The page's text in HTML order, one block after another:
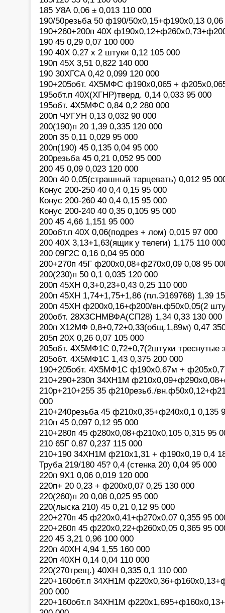
185 У8А 0,06 ± 0,013 110 000
190/50резьба 50 ф190/50х0,15+ф190х0,13 0,06
190+260+200п 40Х
190 45 0,29 0,07 100 000
190 40Х 0,27 х 2 штуки 0,12 105 000
190п 45Х 3,51 0,822 140 000
190 30ХГСА 0,42 0,099 120 000
190+205обт. 4Х5МФС ф190х0,065 +
195обт.п 40Х(ХГНР)тверд. 0,14 0,033 95 000
195обт. 4Х5МФС 0,84 0,2 280 000
200п ЧУГУН 0,13 0,032 90 000
200(190)п 20 1,39 0,335 120 000
200п 35 0,11 0,029 95 000
200п(190) 45 0,135 0,04 95 000
200резьба 45 0,21 0,052 95 000
200 45 0,09 0,023 120 000
200п 40 0,05(страшный тарцевать) 0,012 95
Конус 200-250 40 0,4 0,15 95 000
Конус 200-260 40 0,4 0,15 95 000
Конус 200-240 40 0,35 0,105 95 000
200 45 4,66 1,151 95 000
200обт.п 40Х 0,06(подрез + лом) 0,015 97 000
200 40Х 3,13+1,63(ящик у телеги) 1,175 110 000
200 09Г2С 0,16 0,04 95 000
200+270п 45Г ф200х0,08+ф270х0,09 0,08 95
200(230)п 50 0,1 0,035 120 000
200п 45ХН 0,3+0,23+0,43 0,25 110 000
200п 45ХН 1,74+1,75+1,86 (пл.Э169768) 1,39
200п 45ХН ф200х0,16+ф200/вн.ф50х0,05(2
200обт. 28Х3СНМВФА(СП28) 1,34 0,33 130 000
200п Х12МФ 0,8+0,72+0,33(общ.1,89м) 0,47
205п 20Х 0,26 0,07 105 000
205обт. 4Х5МФ1С 0,72+0,7(2штуки треснутые
205обт. 4Х5МФ1С 1,43 0,375 200 000
190+205обт. 4Х5МФ1С ф190х0,67м +
210+290+230п 34ХН1М
210р+210+255 35 ф210резьб./
000
210+240резьба 45 ф210х0,35+ф240х0,1 0,135
210п 45 0,097 0,12 95 000
210+280п 45 ф280х0,08+ф210х0,105 0,315 95
210 65Г 0,87 0,237 115 000
210+190 34ХН1М ф210х1,31 + ф190х0,19 0,4
Труба 219/180 45? 0,4 (стенка 20) 0,04 95 000
220п 9Х1 0,06 0,019 120 000
220п+ 20 0,23 + ф200х0,07 0,25 130 000
220(260)п 20 0,08 0,025 95 000
220(лыска 210) 45 0,21 0,12 95 000
220+270п 45 ф220х0,41+ф270х0,07 0,355 95
220+260п 45 ф220х0,22+ф260х0,05 0,365 95
220 45 3,21 0,96 100 000
220п 40ХН 4,94 1,55 160 000
220п 40ХН 0,14 0,04 110 000
220(270трещ.) 40ХН 0,335 0,1 110 000
220+160обт.п 34ХН1М
200 000
220+160обт.п 34ХН1М